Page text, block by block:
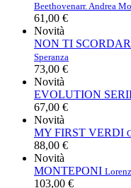
Beethovenarr. Andrea
61,00 €
Novità
NON TI
Speranza
73,00 €
Novità
EVOLUTION
67,00 €
Novità
MY FIRST VERDI
88,00 €
Novità
MONTEPONI
103,00 €